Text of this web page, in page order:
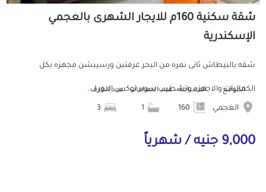
شقة سكنية 160م للايجار الشهرى بالعجمي
الإسكندرية
شقه بالبيطاش ثانى نمره من البحر غرفتين ورسيبشن مجهزه بكل
الكماليات والاجهزه وتشطيب سوبر لوكس الدور ا...
الموقع
العجمي
المساحة عدد الحمامات عدد الغرف
9,000 جنيه / شهرياً